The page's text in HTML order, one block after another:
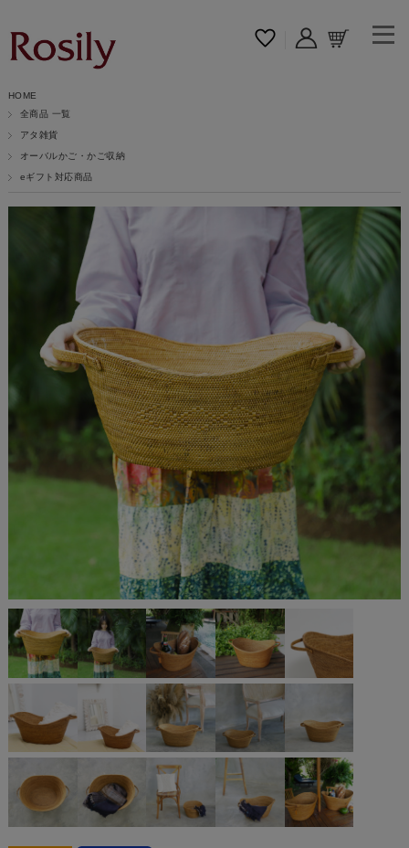
HOME
全商品 一覧
アタ雑貨
オーバルかご・かご収納
eギフト対応商品